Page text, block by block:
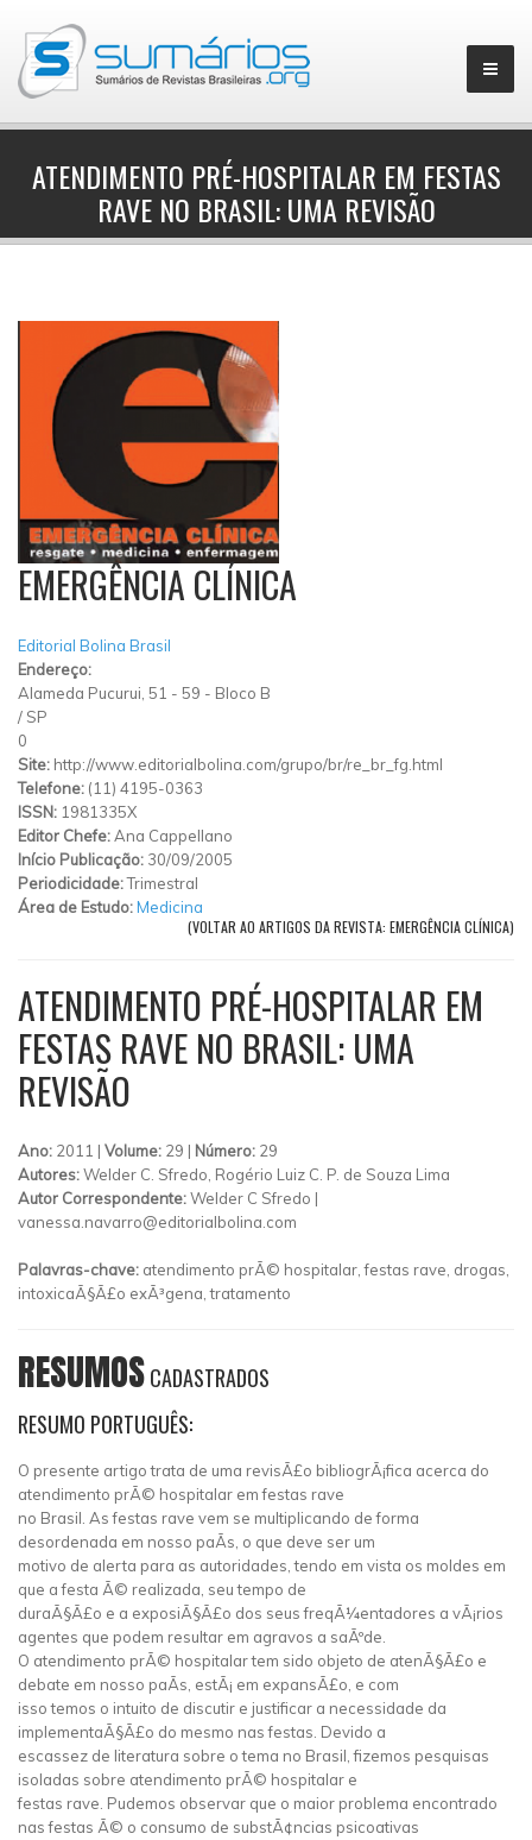
ATENDIMENTO PRÉ-HOSPITALAR EM FESTAS
RAVE NO BRASIL: UMA REVISÃO
EMERGÊNCIA CLÍNICA
Editorial Bolina Brasil
Endereço:
Alameda Pucurui, 51 - 59 - Bloco B
/ SP
0
Site: http://www.editorialbolina.com/grupo/br/re_br_fg.html
Telefone: (11) 4195-0363
ISSN: 1981335X
Editor Chefe:Ana Cappellano
Início Publicação: 30/09/2005
Periodicidade:Trimestral
Área de Estudo:Medicina
(VOLTAR AO ARTIGOS DA REVISTA: EMERGÊNCIA CLÍNICA)
ATENDIMENTO PRÉ-HOSPITALAR EM
FESTAS RAVE NO BRASIL: UMA
REVISÃO
Ano: 2011 | Volume: 29 | Número: 29
Autores:Welder C. Sfredo, Rogério Luiz C. P. de Souza Lima
Autor Correspondente:Welder C Sfredo |
vanessa.navarro@editorialbolina.com
Palavras-chave: atendimento prÃ© hospitalar, festas rave, drogas,
intoxicaÃ§Ã£o exÃ³gena, tratamento
RESUMOSCADASTRADOS
RESUMO PORTUGUÊS:
O presente artigo trata de uma revisÃ£o bibliogrÃ¡fica acerca do
atendimento prÃ© hospitalar em festas rave
no Brasil. As festas rave vem se multiplicando de forma
desordenada em nosso paÃ­s, o que deve ser um
motivo de alerta para as autoridades, tendo em vista os moldes em
que a festa Ã© realizada, seu tempo de
duraÃ§Ã£o e a exposiÃ§Ã£o dos seus freqÃ¼entadores a vÃ¡rios
agentes que podem resultar em agravos a saÃºde.
O atendimento prÃ© hospitalar tem sido objeto de atenÃ§Ã£o e
debate em nosso paÃ­s, estÃ¡ em expansÃ£o, e com
isso temos o intuito de discutir e justificar a necessidade da
implementaÃ§Ã£o do mesmo nas festas. Devido a
escassez de literatura sobre o tema no Brasil, fizemos pesquisas
isoladas sobre atendimento prÃ© hospitalar e
festas rave. Pudemos observar que o maior problema encontrado
nas festas Ã© o consumo de substÃ¢ncias psicoativas